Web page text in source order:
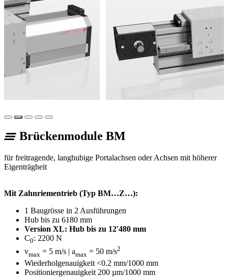
Brückenmodule BM
für freitragende, langhubige Portalachsen oder Achsen mit höherer
Eigenträgheit
Mit Zahnriementrieb (Typ BM…Z…):
1 Baugrösse in 2 Ausführungen
Hub bis zu 6180 mm
Version XL: Hub bis zu 12'480 mm
C0: 2200 N
vmax = 5 m/s | amax = 50 m/s2
Wiederholgenauigkeit <0.2 mm/1000 mm
Positioniergenauigkeit 200 µm/1000 mm